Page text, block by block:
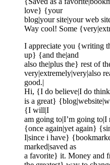
love} {your
blog|your site|your web
Way cool! Some
I appreciate you {writing
up} {and the|and
also the|plus the} rest of
very|extremely|very|also
good.|
Hi, {I do believe|I do
is a great}
{I will|I
am going to|I’m going
{once again|yet again}
I|since i have}
marked|saved as
a favorite} it. Money and